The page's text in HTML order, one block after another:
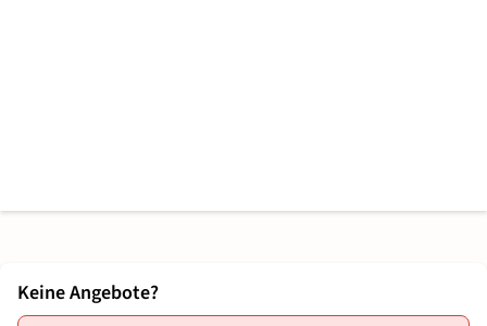
Keine Angebote?